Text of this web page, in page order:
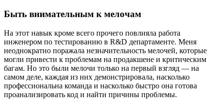
Быть внимательным к мелочам
На этот навык кроме всего прочего повлияла работа
инженером по тестированию в R&D департаменте. Меня
неоднократно поражала незначительность мелочей, которые
могли привести к проблемам на продакшене и критическим
багам. Но это были мелочи только на первый взгляд — на
самом деле, каждая из них демонстрировала, насколько
профессиональна команда и насколько быстро она готова
проанализировать код и найти причины проблемы.